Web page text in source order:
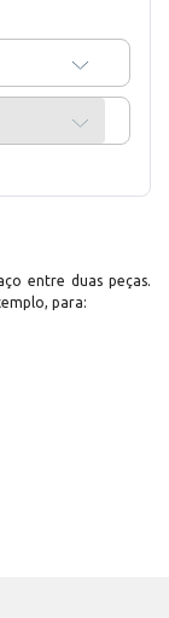
entre duas peças.
para: